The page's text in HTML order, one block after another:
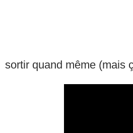
sortir quand même (mais